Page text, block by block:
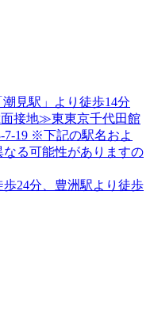
見駅」より徒歩14分
接地≫東東京千代田館
7-19 ※下記の駅名およ
る可能性がありますの
24分、豊洲駅より徒歩